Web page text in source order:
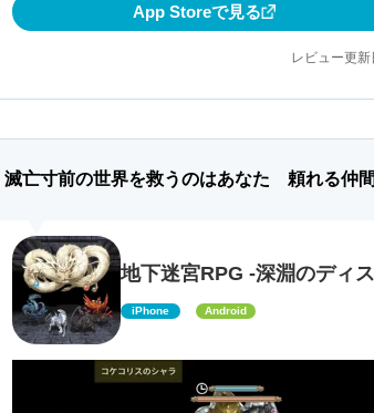
App Storeで見る
レビュー更
滅亡寸前の世界を救うのはあなた 頼れる仲
地下迷宮RPG -深淵のディ
iPhone Android